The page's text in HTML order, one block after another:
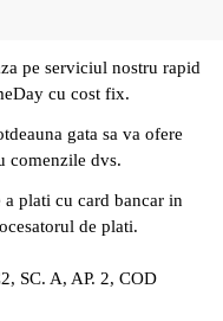
pe serviciul nostru rapid
cu cost fix.
gata sa va ofere
comenzile dvs.
plati cu card bancar in
de plati.
SC. A, AP. 2, COD